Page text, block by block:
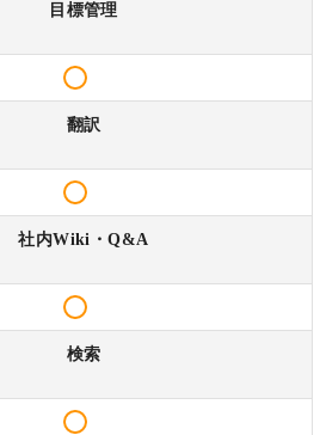
目標管理
翻訳
社内Wiki・Q&A
検索